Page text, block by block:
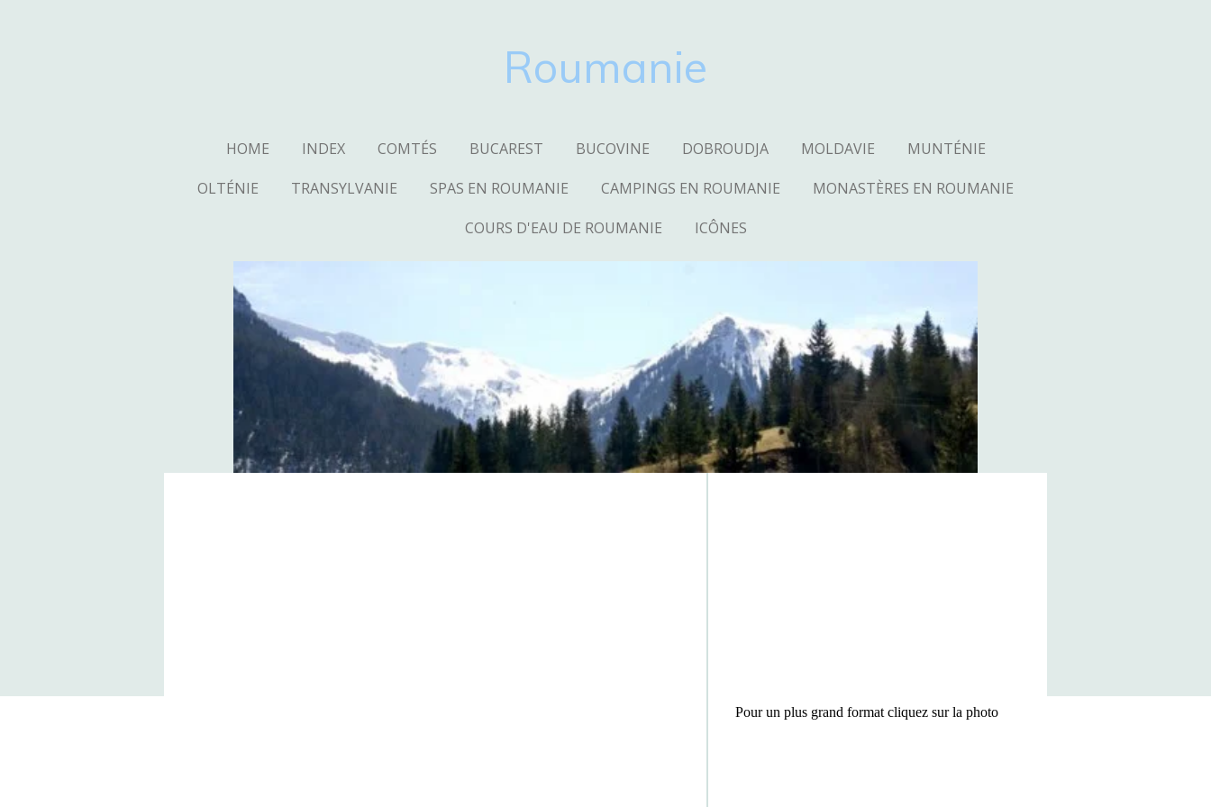
Roumanie
HOME INDEX COMTÉS BUCAREST BUCOVINE DOBROUDJA MOLDAVIE
MUNTÉNIE
OLTÉNIE
TRANSYLVANIE SPAS EN ROUMANIE CAMPINGS EN ROUMANIE
MONASTÈRES EN ROUMANIE
COURS D'EAU DE ROUMANIE
ICÔNES
Pour un plus grand format cliquez sur la photo